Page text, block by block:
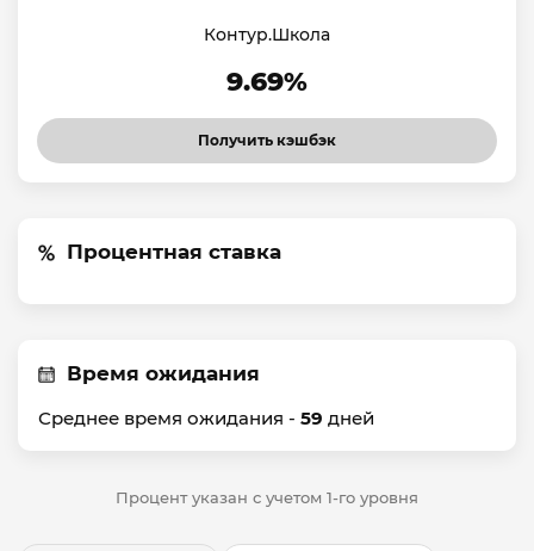
Контур.Школа
9.69%
Получить кэшбэк
Процентная ставка
Время ожидания
Среднее время ожидания - 59 дней
Процент указан с учетом 1-го уровня